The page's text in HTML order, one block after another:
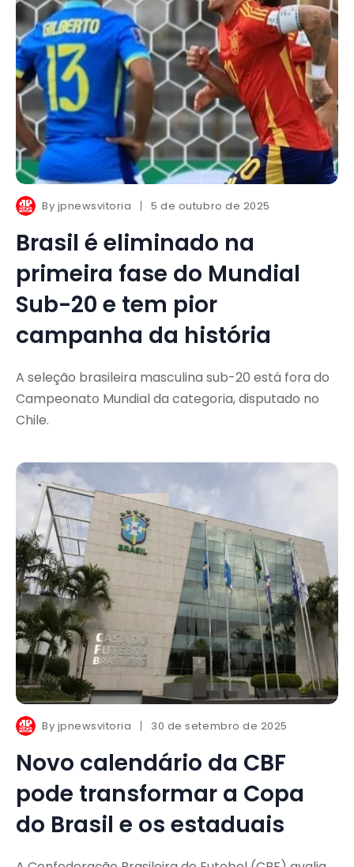
By jpnewsvitoria 5 de outubro de 2025
Brasil é eliminado na
primeira fase do Mundial
Sub-20 e tem pior
campanha da história
A seleção brasileira masculina sub-20 está fora do
Campeonato Mundial da categoria, disputado no
Chile.
By jpnewsvitoria 30 de setembro de 2025
Novo calendário da CBF
pode transformar a Copa
do Brasil e os estaduais